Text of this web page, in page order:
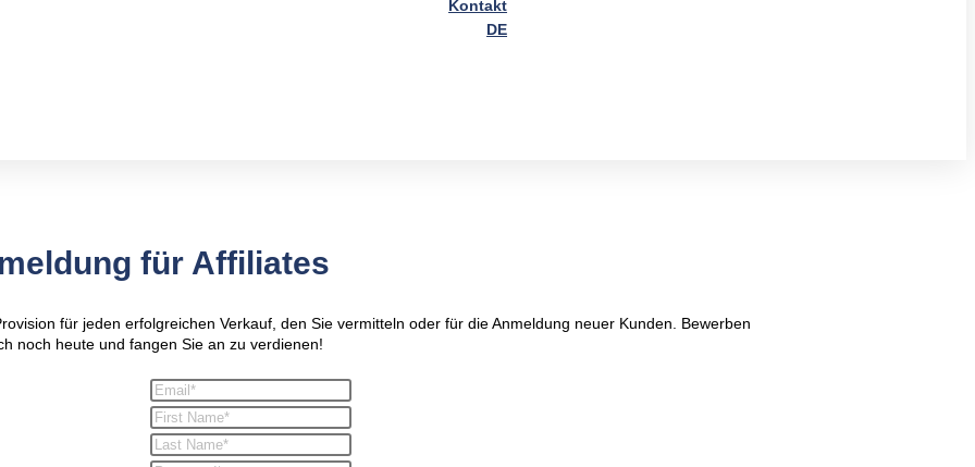
Kontakt
DE
für Affiliates
für jeden erfolgreichen Verkauf, den Sie vermitteln oder für die Anmeldung neuer Kunden. Bewerben
noch heute und fangen Sie an zu verdienen!